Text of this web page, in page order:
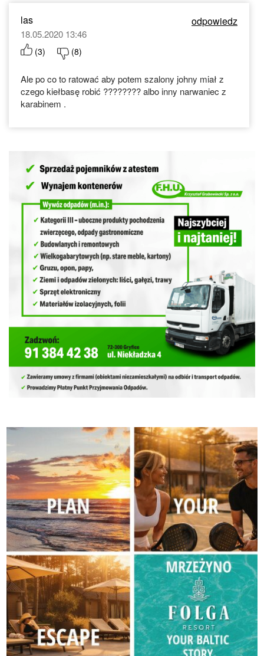
las odpowiedz
18.05.2020 13:46
(3) (8)
Ale po co to ratować aby potem szalony johny miał z
czego kiełbasę robić ???????? albo inny narwaniec z
karabinem .